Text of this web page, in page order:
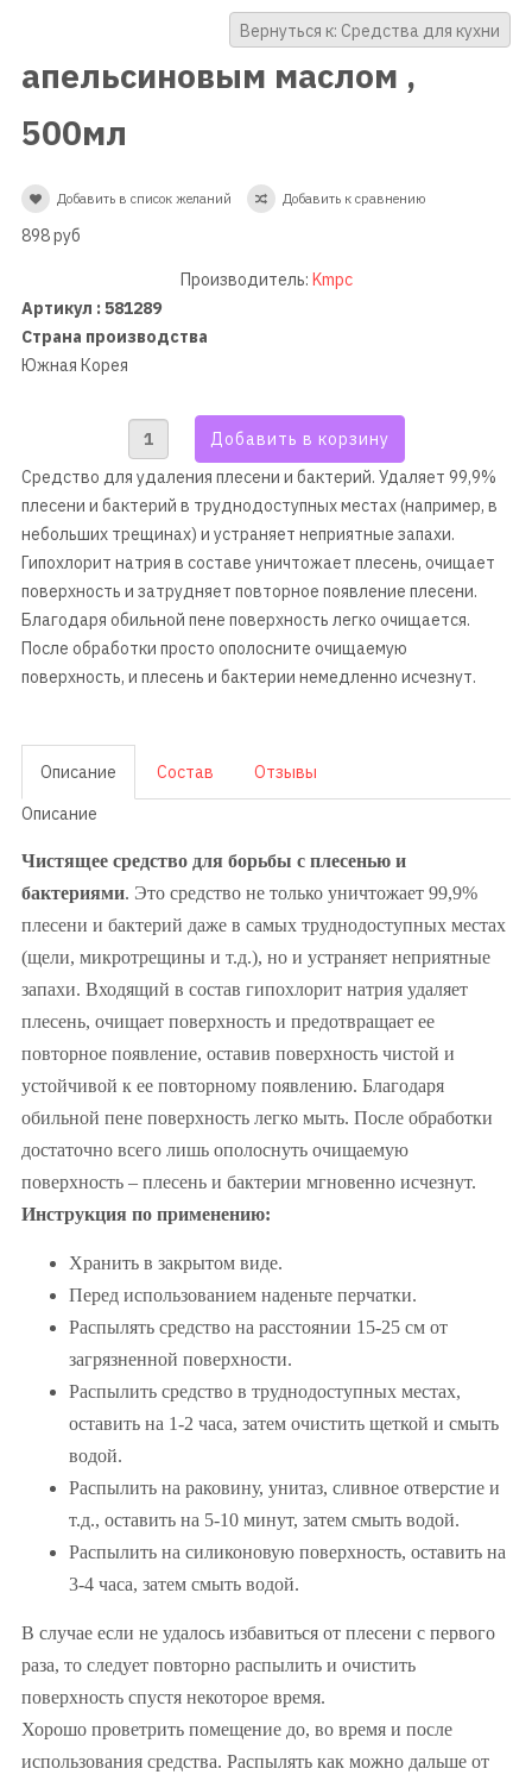
Вернуться к: Средства для кухни
апельсиновым маслом ,
500мл
Добавить в список желаний Добавить к сравнению
898 руб
Производитель: Kmpc
Артикул : 581289
Страна производства
Южная Корея
Средство для удаления плесени и бактерий. Удаляет 99,9%
плесени и бактерий в труднодоступных местах (например, в
небольших трещинах) и устраняет неприятные запахи.
Гипохлорит натрия в составе уничтожает плесень, очищает
поверхность и затрудняет повторное появление плесени.
Благодаря обильной пене поверхность легко очищается.
После обработки просто ополосните очищаемую
поверхность, и плесень и бактерии немедленно исчезнут.
Описание Состав
Отзывы
Описание
Чистящее средство для борьбы с плесенью и
бактериями. Это средство не только уничтожает 99,9%
плесени и бактерий даже в самых труднодоступных местах
(щели, микротрещины и т.д.), но и устраняет неприятные
запахи. Входящий в состав гипохлорит натрия удаляет
плесень, очищает поверхность и предотвращает ее
повторное появление, оставив поверхность чистой и
устойчивой к ее повторному появлению. Благодаря
обильной пене поверхность легко мыть. После обработки
достаточно всего лишь ополоснуть очищаемую
поверхность – плесень и бактерии мгновенно исчезнут.
Инструкция по применению:
Хранить в закрытом виде.
Перед использованием наденьте перчатки.
Распылять средство на расстоянии 15-25 см от
загрязненной поверхности.
Распылить средство в труднодоступных местах,
оставить на 1-2 часа, затем очистить щеткой и смыть
водой.
Распылить на раковину, унитаз, сливное отверстие и
т.д., оставить на 5-10 минут, затем смыть водой.
Распылить на силиконовую поверхность, оставить на
3-4 часа, затем смыть водой.
В случае если не удалось избавиться от плесени с первого
раза, то следует повторно распылить и очистить
поверхность спустя некоторое время.
Хорошо проветрить помещение до, во время и после
использования средства. Распылять как можно дальше от